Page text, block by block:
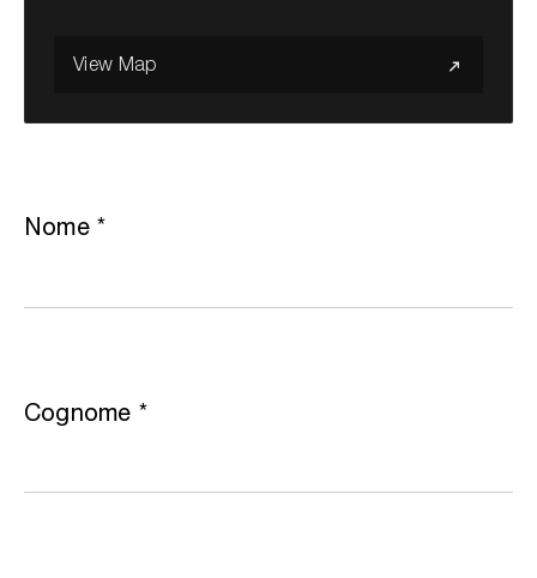
View Map
Nome*
Cognome *